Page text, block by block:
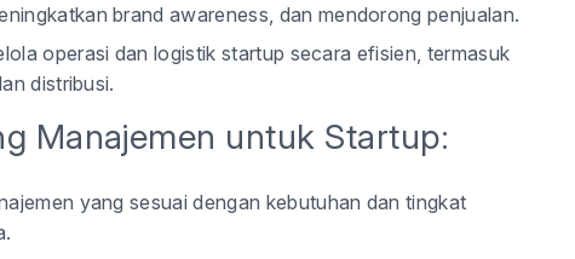
brand awareness, dan mendorong penjualan.
operasi dan logistik startup secara efisien, termasuk
distribusi.
Manajemen untuk Startup:
yang sesuai dengan kebutuhan dan tingkat